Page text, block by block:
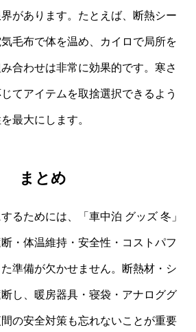
があります。たとえば、断熱シー
毛布で体を温め、カイロで局所を
合わせは非常に効果的です。寒さ
てアイテムを取捨選択できるよう
最大にします。
まとめ
るためには、「車中泊 グッズ 冬」
・体温維持・安全性・コストパフ
準備が欠かせません。断熱材・シ
し、暖房器具・寝袋・アナロググ
の安全対策も忘れないことが重要